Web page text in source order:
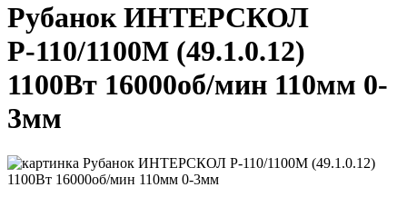
Рубанок ИНТЕРСКОЛ
Р-110/1100М (49.1.0.12)
1100Вт 16000об/мин 110мм 0-
3мм